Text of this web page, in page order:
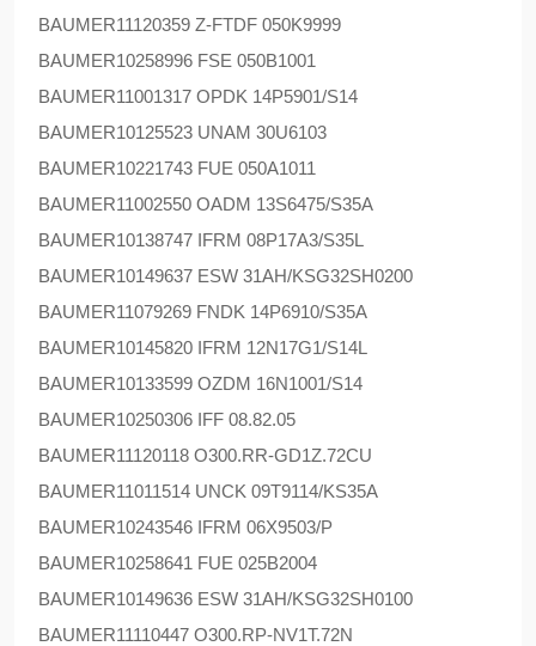
BAUMER11120359 Z-FTDF 050K9999
BAUMER10258996 FSE 050B1001
BAUMER11001317 OPDK 14P5901/S14
BAUMER10125523 UNAM 30U6103
BAUMER10221743 FUE 050A1011
BAUMER11002550 OADM 13S6475/S35A
BAUMER10138747 IFRM 08P17A3/S35L
BAUMER10149637 ESW 31AH/KSG32SH0200
BAUMER11079269 FNDK 14P6910/S35A
BAUMER10145820 IFRM 12N17G1/S14L
BAUMER10133599 OZDM 16N1001/S14
BAUMER10250306 IFF 08.82.05
BAUMER11120118 O300.RR-GD1Z.72CU
BAUMER11011514 UNCK 09T9114/KS35A
BAUMER10243546 IFRM 06X9503/P
BAUMER10258641 FUE 025B2004
BAUMER10149636 ESW 31AH/KSG32SH0100
BAUMER11110447 O300.RP-NV1T.72N